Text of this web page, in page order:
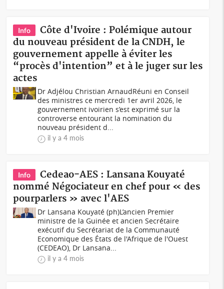
Info
Côte d'Ivoire : Polémique autour
du nouveau président de la CNDH, le
gouvernement appelle à éviter les
“procès d'intention” et à le juger sur les
actes
Dr Adjélou Christian ArnaudRéuni en Conseil
des ministres ce mercredi 1er avril 2026, le
gouvernement ivoirien s’est exprimé sur la
controverse entourant la nomination du
nouveau président d...
il y a 4 mois
Info
Cedeao-AES : Lansana Kouyaté
nommé Négociateur en chef pour « des
pourparlers » avec l'AES
Dr Lansana Kouyaté (ph)L’ancien Premier
ministre de la Guinée et ancien Secrétaire
exécutif du Secrétariat de la Communauté
Economique des États de l'Afrique de l'Ouest
(CEDEAO), Dr Lansana...
il y a 4 mois